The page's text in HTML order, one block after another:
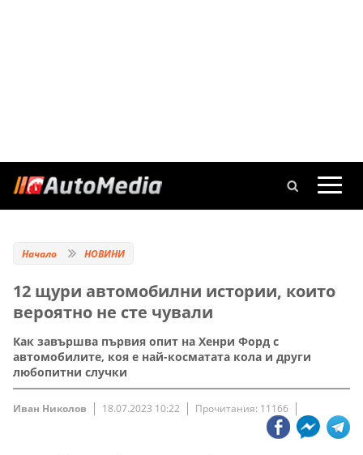
Начало НОВИНИ
12 щури автомобилни истории, които
вероятно не сте чували
Как завършва първия опит на Хенри Форд с
автомобилите, коя е най-косматата кола и други
любопитни случки
Иван Николов 18.07.2023 10:22 Прочитания: 11166